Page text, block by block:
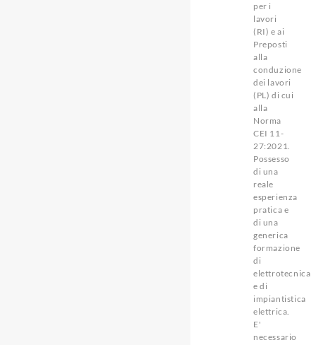
per i
lavori
(RI) e ai
Preposti
alla
conduzione
dei lavori
(PL) di cui
alla
Norma
CEI 11-
27:2021.
Possesso
di una
reale
esperienza
pratica e
di una
generica
formazione
di
elettrotecnica
e di
impiantistica
elettrica.
E'
necessario